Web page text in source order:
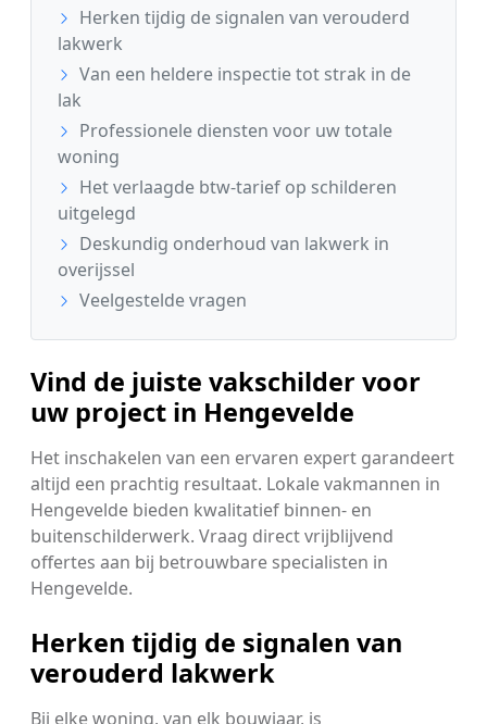
Herken tijdig de signalen van verouderd
lakwerk
Van een heldere inspectie tot strak in de
lak
Professionele diensten voor uw totale
woning
Het verlaagde btw-tarief op schilderen
uitgelegd
Deskundig onderhoud van lakwerk in
overijssel
Veelgestelde vragen
Vind de juiste vakschilder voor
uw project in Hengevelde
Het inschakelen van een ervaren expert garandeert
altijd een prachtig resultaat. Lokale vakmannen in
Hengevelde bieden kwalitatief binnen- en
buitenschilderwerk. Vraag direct vrijblijvend
offertes aan bij betrouwbare specialisten in
Hengevelde.
Herken tijdig de signalen van
verouderd lakwerk
Bij elke woning, van elk bouwjaar, is